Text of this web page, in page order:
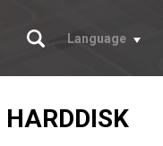
Chercher
Language
HARDDISK